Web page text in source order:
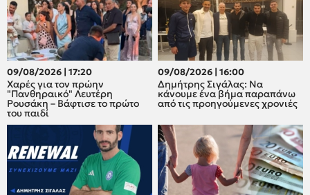
09/08/2026 | 17:20
Xαρές για τον πρώην
"Πανθηραικό" Λευτέρη
Ρουσάκη – Βάφτισε το πρώτο
του παιδί
09/08/2026 | 16:00
Δημήτρης Σιγάλας: Να
κάνουμε ένα βήμα παραπάνω
από τις προηγούμενες χρονιές